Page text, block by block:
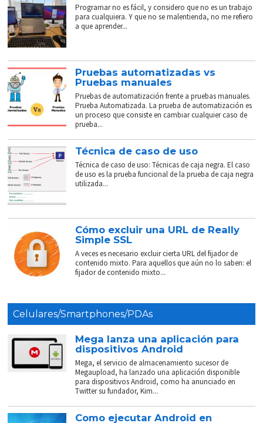
Programar no es fácil, y considero que no es un trabajo
para cualquiera. Y que no se malentienda, no me refiero
a que aprender...
Pruebas automatizadas vs
Pruebas manuales
Pruebas de automatización frente a pruebas manuales.
Prueba Automatizada. La prueba de automatización es
un proceso que consiste en cambiar cualquier caso de
prueba...
Técnica de caso de uso
Técnica de caso de uso: Técnicas de caja negra. El caso
de uso es la prueba funcional de la prueba de caja negra
utilizada...
Cómo excluir una URL de Really
Simple SSL
A veces es necesario excluir cierta URL del fijador de
contenido mixto. Para aquellos que aún no lo saben: el
fijador de contenido mixto...
Celulares/Smartphones/PDAs
Mega lanza una aplicación para
dispositivos Android
Mega, el servicio de almacenamiento sucesor de
Megaupload, ha lanzado una aplicación disponible
para dispositivos Android, como ha anunciado en
Twitter su fundador, Kim...
Como ejecutar Android en